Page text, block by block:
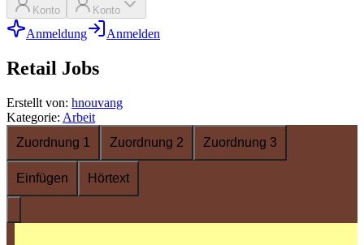
Konto Konto
Anmeldung Anmelden
Retail Jobs
Erstellt von: hnouvang
Kategorie: Arbeit
Zuordnung 1
Zuordnung 2 Zuordnung 3
Einfügen Hörtext